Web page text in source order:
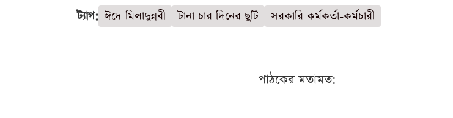
ট্যাগ: ঈদে মিলাদুন্নবী টানা চার দিনের ছুটি সরকারি কর্মকর্তা-কর্মচারী
পাঠকের মতামত: